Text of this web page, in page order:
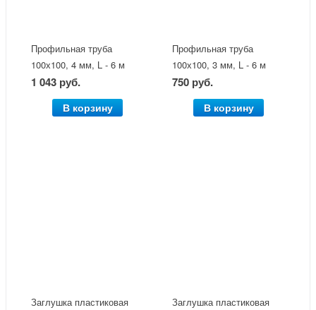
Профильная труба
100х100, 4 мм, L - 6 м
1 043 руб.
В корзину
Профильная труба
100х100, 3 мм, L - 6 м
750 руб.
В корзину
Заглушка пластиковая
Заглушка пластиковая